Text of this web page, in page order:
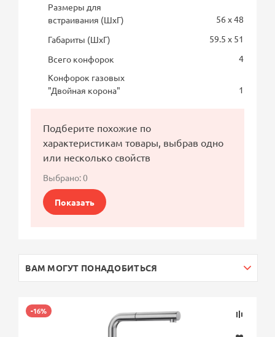
Размеры для
встраивания (ШхГ)
56 x 48
Габариты (ШхГ)
59.5 x 51
Всего конфорок
4
Конфорок газовых
"Двойная корона"
1
Подберите похожие по
характеристикам товары, выбрав одно
или несколько свойств
Выбрано:0
Показать
ВАМ МОГУТ ПОНАДОБИТЬСЯ
-16%